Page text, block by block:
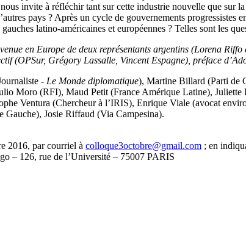
invite à réfléchir tant sur cette industrie nouvelle que
pays ? Après un cycle de gouvernements
latino-américaines et européennes ? Telles sont les
en Europe de deux représentants argentins (Lorena
(OPSur, Grégory Lassalle, Vincent Espagne), préface
- Le Monde diplomatique), Martine Billard (Parti de
Moro (RFI), Maud Petit (France Amérique Latine),
Ventura (Chercheur à l’IRIS), Enrique Viale (avocat
Gauche), Josie Riffaud (Via Campesina).
2016, par courriel à colloque3octobre@gmail.com ; en
– 126, rue de l’Université – 75007 PARIS